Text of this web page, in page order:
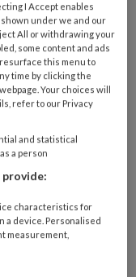
met een
hun
is de
kliniek. ‘Ik
zoals
I Accept enables
under we and our
All or withdrawing your
some content and ads
resurface this menu to
time by clicking the
Your choices will
refer to our Privacy
and statistical
a person
characteristics for
a device. Personalised
measurement,